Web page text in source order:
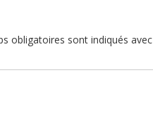
obligatoires sont indiqués avec